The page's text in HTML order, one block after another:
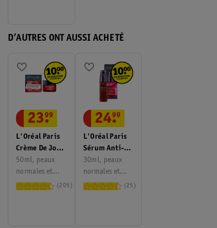
D’AUTRES ONT AUSSI ACHETÉ
L'Oréal Paris
Crème De Jour
Anti-Rides
Revitalift
Laser
50ml, peaux
normales et
matures
23.
99
205
L'Oréal Paris
Sérum Anti-
Âge Peau
Neuve
Revitalift
30ml, peaux
normales et
matures
24.
99
25